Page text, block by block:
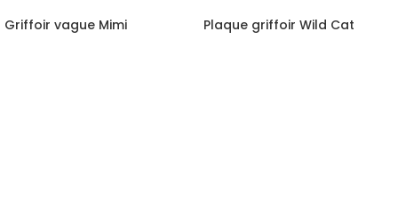
Griffoir vague Mimi Plaque griffoir Wild Cat